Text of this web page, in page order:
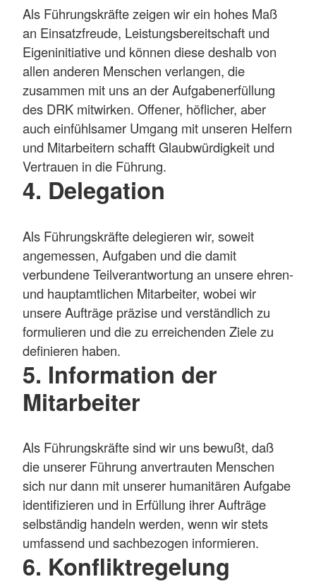
Als Führungskräfte zeigen wir ein hohes Maß
an Einsatzfreude, Leistungsbereitschaft und
Eigeninitiative und können diese deshalb von
allen anderen Menschen verlangen, die
zusammen mit uns an der Aufgabenerfüllung
des DRK mitwirken. Offener, höflicher, aber
auch einfühlsamer Umgang mit unseren Helfern
und Mitarbeitern schafft Glaubwürdigkeit und
Vertrauen in die Führung.
4. Delegation
Als Führungskräfte delegieren wir, soweit
angemessen, Aufgaben und die damit
verbundene Teilverantwortung an unsere ehren-
und hauptamtlichen Mitarbeiter, wobei wir
unsere Aufträge präzise und verständlich zu
formulieren und die zu erreichenden Ziele zu
definieren haben.
5. Information der
Mitarbeiter
Als Führungskräfte sind wir uns bewußt, daß
die unserer Führung anvertrauten Menschen
sich nur dann mit unserer humanitären Aufgabe
identifizieren und in Erfüllung ihrer Aufträge
selbständig handeln werden, wenn wir stets
umfassend und sachbezogen informieren.
6. Konfliktregelung